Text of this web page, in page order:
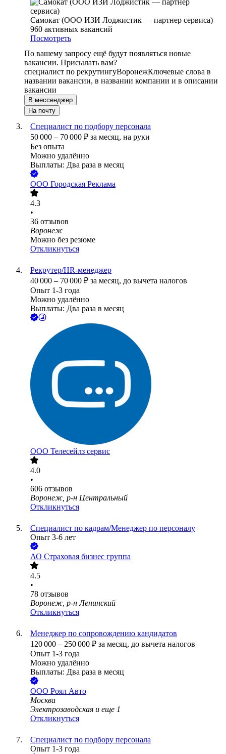
Самокат (ООО ИЗИ Лоджистик — партнер сервиса)
960 активных вакансий
Посмотреть
По вашему запросу ещё будут появляться новые
вакансии. Присылать вам?
специалист по рекрутингуВоронежКлючевые слова в
названии вакансии, в названии компании и в описании
вакансии
В мессенджер
На почту
Специалист по подбору персонала
50 000 – 70 000 ₽ за месяц, на руки
Без опыта
Можно удалённо
Выплаты: Два раза в месяц
ООО Городская Реклама
4.3
•
36 отзывов
Воронеж
Можно без резюме
Откликнуться
Рекрутер/HR-менеджер
40 000 – 70 000 ₽ за месяц, до вычета налогов
Опыт 1-3 года
Можно удалённо
Выплаты: Два раза в месяц
ООО Телесейлз сервис
4.0
•
606 отзывов
Воронеж, р-н Центральный
Откликнуться
Специалист по кадрам/Менеджер по персоналу
Опыт 3-6 лет
АО Страховая бизнес группа
4.5
•
78 отзывов
Воронеж, р-н Ленинский
Откликнуться
Менеджер по сопровождению кандидатов
120 000 – 250 000 ₽ за месяц, до вычета налогов
Опыт 1-3 года
Можно удалённо
Выплаты: Два раза в месяц
ООО Роял Авто
Москва
Электрозаводская и еще 1
Откликнуться
Специалист по подбору персонала
Опыт 1-3 года